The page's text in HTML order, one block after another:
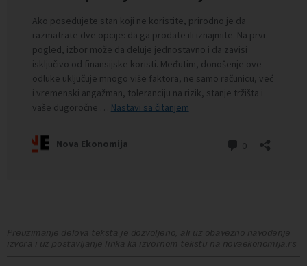
Preuzimanje delova teksta je dozvoljeno, ali uz obavezno navođenje
izvora i uz postavljanje linka ka izvornom tekstu na novaekonomija.rs